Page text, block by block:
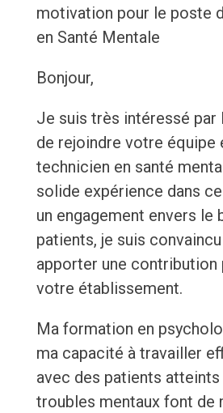
motivation pour le poste
en Santé Mentale
Bonjour,
Je suis très intéressé par
de rejoindre votre équipe
technicien en santé
solide expérience dans
un engagement envers le
patients, je suis
apporter une contribution
votre établissement.
Ma formation en
ma capacité à travailler
avec des patients
troubles mentaux font de